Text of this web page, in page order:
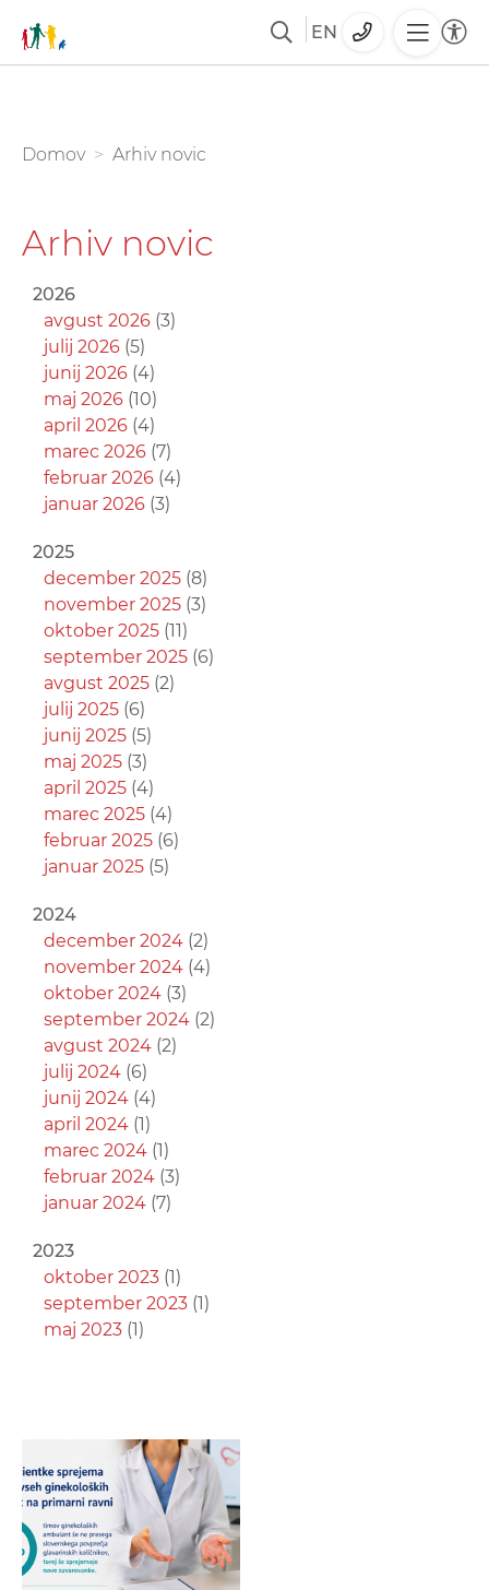
glavno
EN
You are here:
Domov Arhiv novic
Arhiv novic
2026
avgust 2026 (3)
julij 2026 (5)
junij 2026 (4)
maj 2026 (10)
april 2026 (4)
marec 2026 (7)
februar 2026 (4)
januar 2026 (3)
2025
december 2025 (8)
november 2025 (3)
oktober 2025 (11)
september 2025 (6)
avgust 2025 (2)
julij 2025 (6)
junij 2025 (5)
maj 2025 (3)
april 2025 (4)
marec 2025 (4)
februar 2025 (6)
januar 2025 (5)
2024
december 2024 (2)
november 2024 (4)
oktober 2024 (3)
september 2024 (2)
avgust 2024 (2)
julij 2024 (6)
junij 2024 (4)
april 2024 (1)
marec 2024 (1)
februar 2024 (3)
januar 2024 (7)
2023
oktober 2023 (1)
september 2023 (1)
maj 2023 (1)